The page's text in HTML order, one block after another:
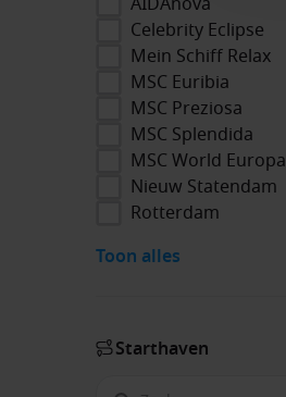
Celebrity Eclipse
Mein Schiff Relax
MSC Euribia
MSC Preziosa
MSC Splendida
MSC World Europa
Nieuw Statendam
Rotterdam
Toon alles
Start­haven